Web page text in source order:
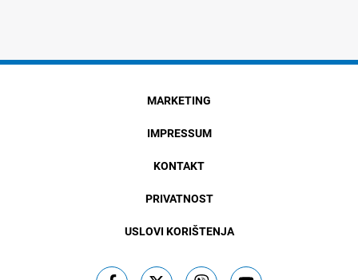
MARKETING
IMPRESSUM
KONTAKT
PRIVATNOST
USLOVI KORIŠTENJA